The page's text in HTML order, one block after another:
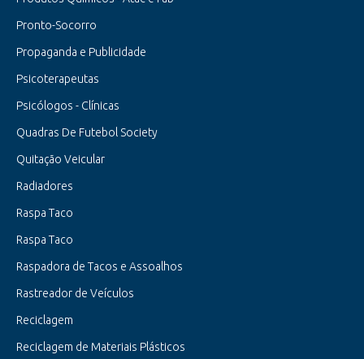
Pronto-Socorro
Propaganda e Publicidade
Psicoterapeutas
Psicólogos - Clínicas
Quadras De Futebol Society
Quitação Veicular
Radiadores
Raspa Taco
Raspa Taco
Raspadora de Tacos e Assoalhos
Rastreador de Veículos
Reciclagem
Reciclagem de Materiais Plásticos